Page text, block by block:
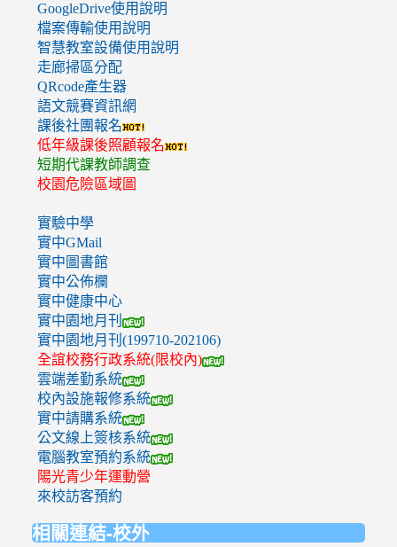
GoogleDrive使用說明
檔案傳輸使用說明
智慧教室設備使用說明
走廊掃區分配
QRcode產生器
語文競賽資訊網
課後社團報名
低年級課後照顧報名
短期代課教師調查
校園危險區域圖
實驗中學
實中GMail
實中圖書館
實中公佈欄
實中健康中心
實中園地月刊
實中園地月刊(199710-202106)
全誼校務行政系統(限校內)
雲端差勤系統
校內設施報修系統
實中請購系統
公文線上簽核系統
電腦教室預約系統
陽光青少年運動營
來校訪客預約
相關連結-校外